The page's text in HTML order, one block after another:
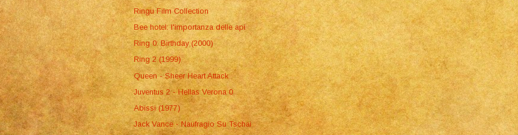
Ringu Film Collection
Bee hotel: l'importanza delle api
Ring 0: Birthday (2000)
Ring 2 (1999)
Queen - Sheer Heart Attack
Juventus 2 - Hellas Verona 0
Abissi (1977)
Jack Vance - Naufragio Su Tschai